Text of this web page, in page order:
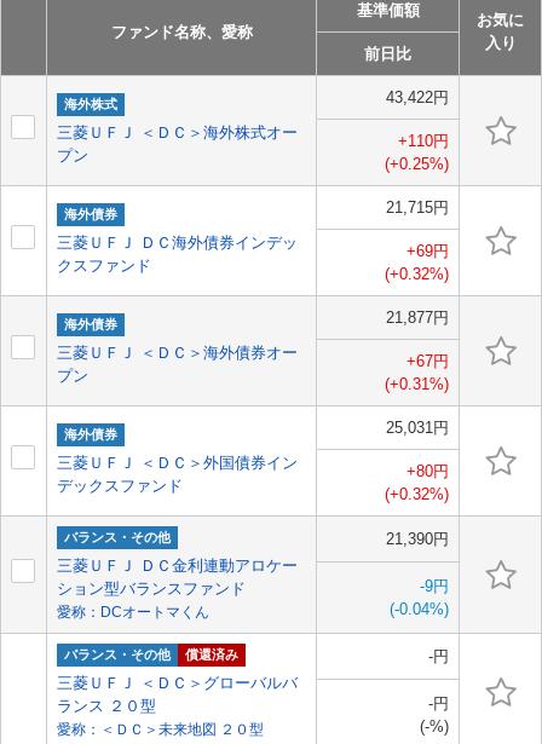
ファンド名称、愛称
基準価額
お気に
入り
前日比
海外株式
三菱ＵＦＪ ＜ＤＣ＞海外株式オー
プン
43,422円
+110円
(+0.25%)
海外債券
三菱ＵＦＪ ＤＣ海外債券インデッ
クスファンド
21,715円
+69円
(+0.32%)
海外債券
三菱ＵＦＪ ＜ＤＣ＞海外債券オー
プン
21,877円
+67円
(+0.31%)
海外債券
三菱ＵＦＪ ＜ＤＣ＞外国債券イン
デックスファンド
25,031円
+80円
(+0.32%)
バランス・その他
三菱ＵＦＪ ＤＣ金利連動アロケー
ション型バランスファンド
愛称：DCオートマくん
21,390円
-9円
(-0.04%)
バランス・その他 償還済み
三菱ＵＦＪ ＜ＤＣ＞グローバルバ
ランス ２０型
愛称：＜ＤＣ＞未来地図 ２０型
-円
-円
(-%)